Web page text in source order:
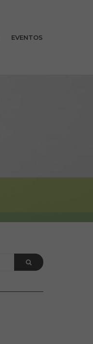
EVENTOS